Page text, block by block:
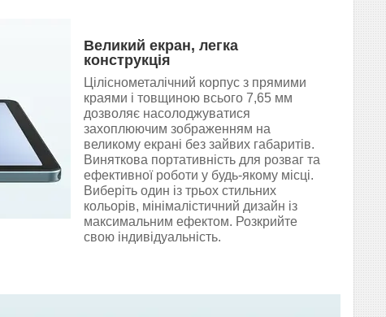
Великий екран, легка
конструкція
Ціліснометалічний корпус з прямими
краями і товщиною всього 7,65 мм
дозволяє насолоджуватися
захоплюючим зображенням на
великому екрані без зайвих габаритів.
Виняткова портативність для розваг та
ефективної роботи у будь-якому місці.
Виберіть один із трьох стильних
кольорів, мінімалістичний дизайн із
максимальним ефектом. Розкрийте
свою індивідуальність.